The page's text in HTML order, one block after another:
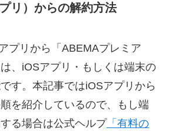
リ）からの解約方法
プリから「ABEMAプレミア
、iOSアプリ・もしくは端末の
す。本記事ではiOSアプリから
を紹介しているので、もし端
る場合は公式ヘルプ「有料の